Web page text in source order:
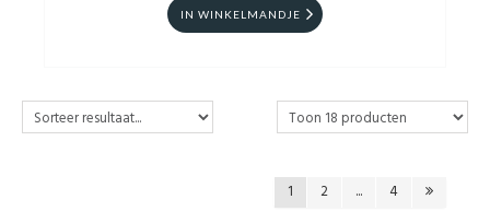
IN WINKELMANDJE
1 2 ... 4